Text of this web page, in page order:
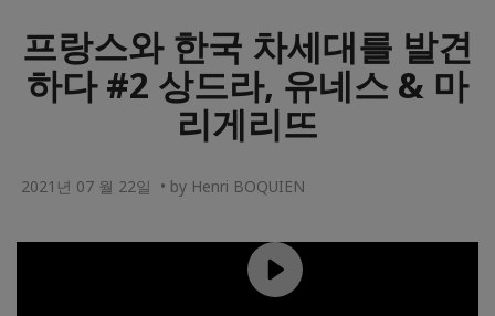
프랑스와 한국 차세대를 발견
하다 #2 상드라, 유네스 & 마
리게리뜨
2021년 07 월 22일 • by Henri BOQUIEN